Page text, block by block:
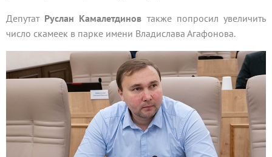
Депутат Руслан Камалетдинов также попросил увеличить
число скамеек в парке имени Владислава Агафонова.